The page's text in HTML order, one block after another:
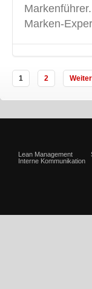
Marken-
1 2
Lean Management
Interne Kommunikation